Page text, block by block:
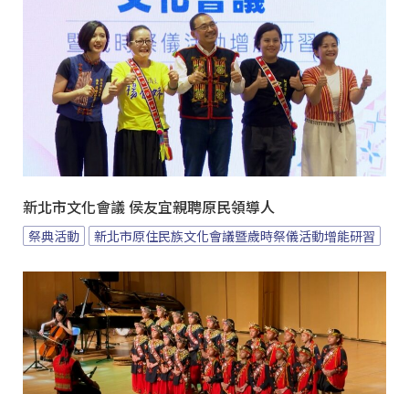
新北市文化會議 侯友宜親聘原民領導人
祭典活動 新北市原住民族文化會議暨歲時祭儀活動增能研習